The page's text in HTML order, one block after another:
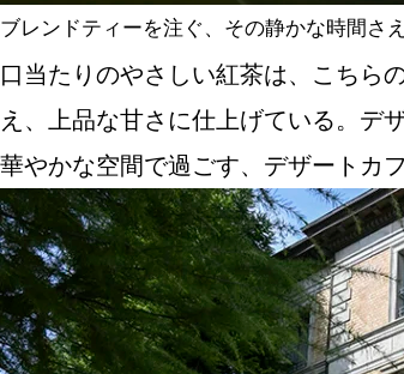
ブレンドティーを注ぐ、その静かな時間さ
口当たりのやさしい紅茶は、こちら
え、上品な甘さに仕上げている。デ
華やかな空間で過ごす、デザートカ